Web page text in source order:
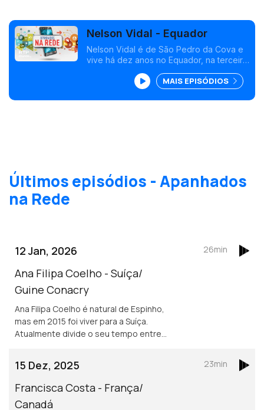
Nelson Vidal - Equador
Nelson Vidal é de São Pedro da Cova e
vive há dez anos no Equador, na terceira
paisagista e foi devido à crise económica
em Portugal que decidiu deixar o país.
MAIS EPISÓDIOS
Últimos episódios - Apanhados
na Rede
12 Jan, 2026
Ana Filipa Coelho - Suíça/
Guine Conacry
Ana Filipa Coelho é natural de Espinho,
mas em 2015 foi viver para a Suíça.
Atualmente divide o seu tempo entre
humanitária Misty Ships.
26min
15 Dez, 2025
Francisca Costa - França/
Canadá
23min